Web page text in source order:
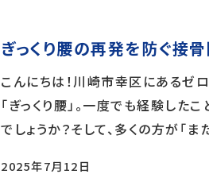
ぎっくり腰の再発を防ぐ接
こんにちは！川崎市幸区にあるゼ
「ぎっくり腰」。一度でも経験し
でしょうか？そして、多くの方が「
2025年7月12日